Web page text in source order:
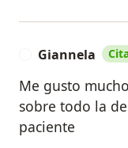
Giannela
Me gusto
sobre todo la
paciente